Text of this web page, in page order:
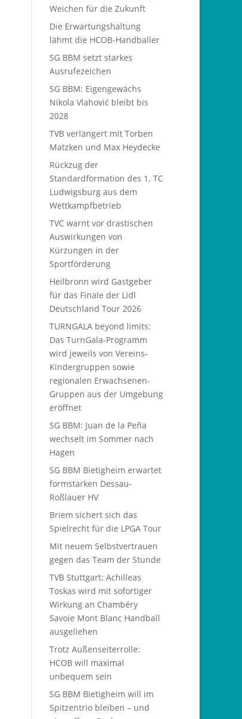
Weichen für die Zukunft
Die Erwartungshaltung
lähmt die HCOB-Handballer
SG BBM setzt starkes
Ausrufezeichen
SG BBM: Eigengewächs
Nikola Vlahović bleibt bis
2028
TVB verlängert mit Torben
Matzken und Max Heydecke
Rückzug der
Standardformation des 1. TC
Ludwigsburg aus dem
Wettkampfbetrieb
TVC warnt vor drastischen
Auswirkungen von
Kürzungen in der
Sportförderung
Heilbronn wird Gastgeber
für das Finale der Lidl
Deutschland Tour 2026
TURNGALA beyond limits:
Das TurnGala-Programm
wird jeweils von Vereins-
Kindergruppen sowie
regionalen Erwachsenen-
Gruppen aus der Umgebung
eröffnet
SG BBM: Juan de la Peña
wechselt im Sommer nach
Hagen
SG BBM Bietigheim erwartet
formstarken Dessau-
Roßlauer HV
Briem sichert sich das
Spielrecht für die LPGA Tour
Mit neuem Selbstvertrauen
gegen das Team der Stunde
TVB Stuttgart: Achilleas
Toskas wird mit sofortiger
Wirkung an Chambéry
Savoie Mont Blanc Handball
ausgeliehen
Trotz Außenseiterrolle:
HCOB will maximal
unbequem sein
SG BBM Bietigheim will im
Spitzentrio bleiben – und